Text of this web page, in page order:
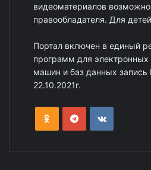
видеоматериалов возможно
правообладателя. Для
Портал включен в единый
программ для электронных
машин и баз данных запись
22.10.2021г.